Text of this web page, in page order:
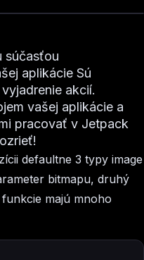
súčasťou
aplikácie Sú
akcií.
vašej aplikácie a
pracovať v Jetpack
defaultne 3 typy image
bitmapu, druhý
majú mnoho